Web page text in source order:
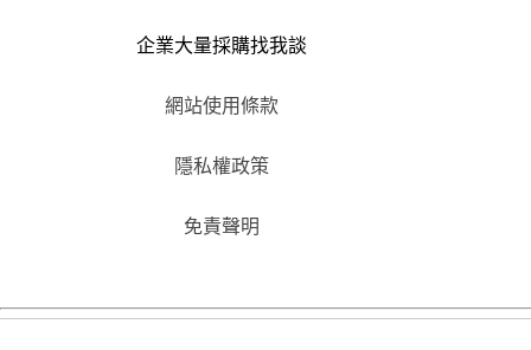
企業大量採購找我談
網站使用條款
隱私權政策
免責聲明